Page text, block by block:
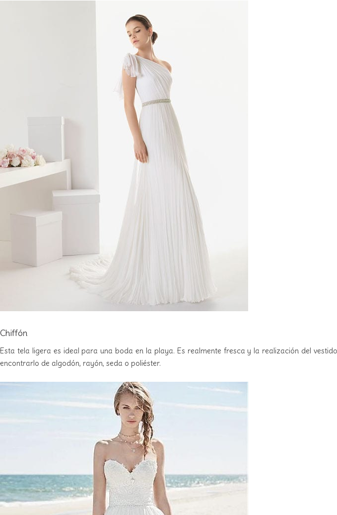
Chiffón
Esta tela ligera es ideal para una boda en la playa. Es realmente fresca y la realización del
encontrarlo de algodón, rayón, seda o poliéster.